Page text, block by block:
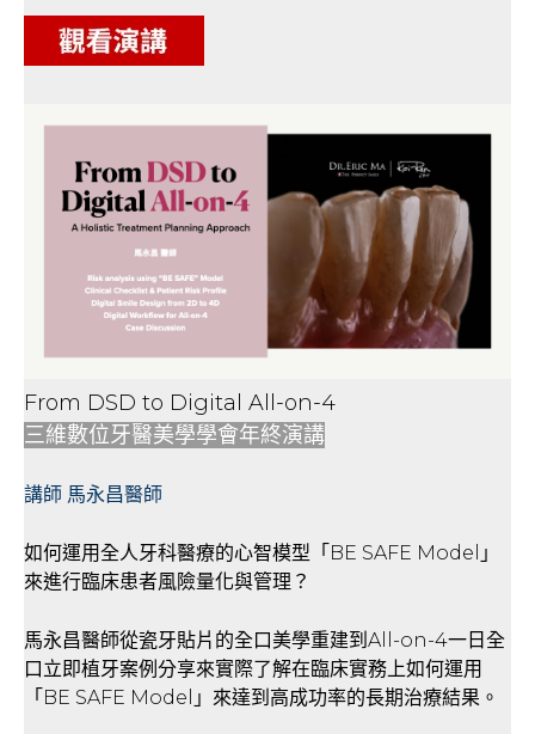
From DSD to Digital All-on-4
三維數位牙醫美學學會年終演講
講師 馬永昌醫師
如何運用全人牙科醫療的心智模型「BE SAFE Model」
來進行臨床患者風險量化與管理？
馬永昌醫師從瓷牙貼片的全口美學重建到All-on-4一日全
口立即植牙案例分享來實際了解在臨床實務上如何運用
「BE SAFE Model」來達到高成功率的長期治療結果。